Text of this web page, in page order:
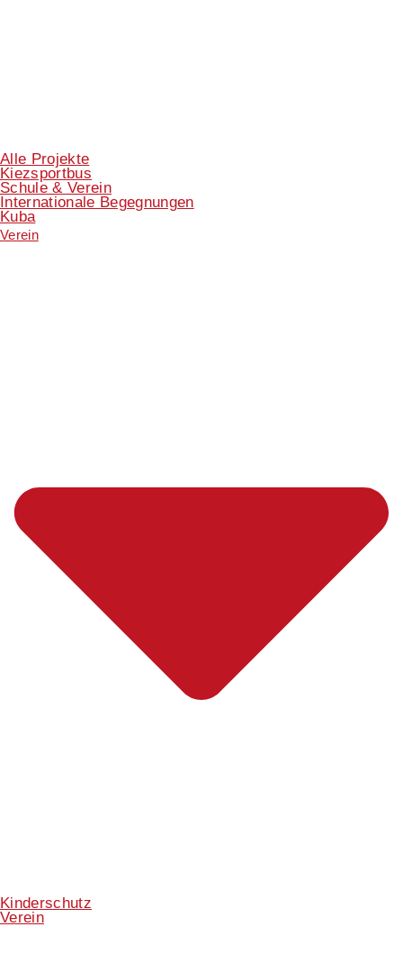
Alle Projekte
Kiezsportbus
Schule & Verein
Internationale Begegnungen
Kuba
Verein
Kinderschutz
Verein